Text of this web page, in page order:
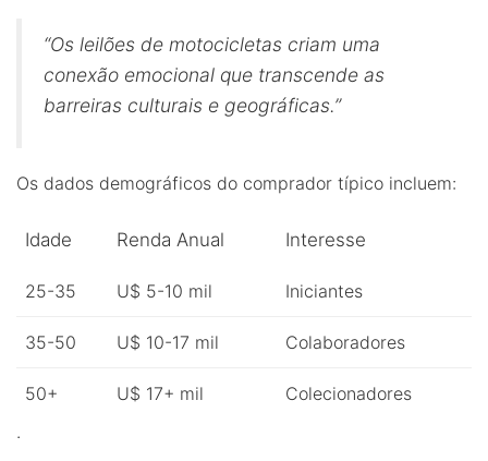
“Os leilões de motocicletas criam uma
conexão emocional que transcende as
barreiras culturais e geográficas.”
Os dados demográficos do comprador típico incluem:
Idade Renda Anual Interesse
25-35 U$ 5-10 mil Iniciantes
35-50 U$ 10-17 mil Colaboradores
50+ U$ 17+ mil
Colecionadores
.